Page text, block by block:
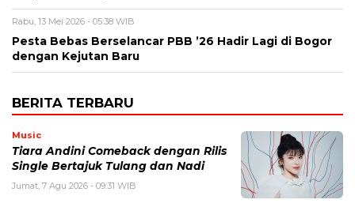
Rabu, 13 Mei 2026 - 05:38 WIB
Pesta Bebas Berselancar PBB ’26 Hadir Lagi di Bogor
dengan Kejutan Baru
BERITA TERBARU
Music
Tiara Andini Comeback dengan Rilis
Single Bertajuk Tulang dan Nadi
Jumat, 7 Agu 2026 - 09:31 WIB